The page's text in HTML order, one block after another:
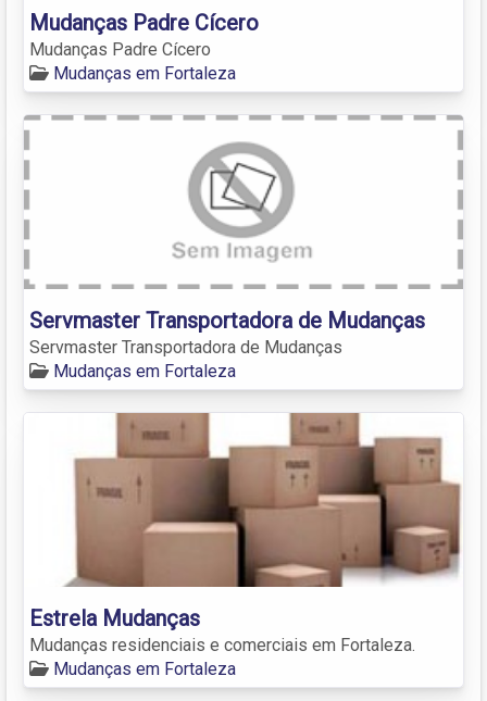
Mudanças Padre Cícero
Mudanças Padre Cícero
Mudanças em Fortaleza
Servmaster Transportadora de Mudanças
Servmaster Transportadora de Mudanças
Mudanças em Fortaleza
Estrela Mudanças
Mudanças residenciais e comerciais em Fortaleza.
Mudanças em Fortaleza